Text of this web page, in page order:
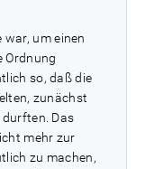
war, um einen
Ordnung
so, daß die
zunächst
durften. Das
mehr zur
zu machen,